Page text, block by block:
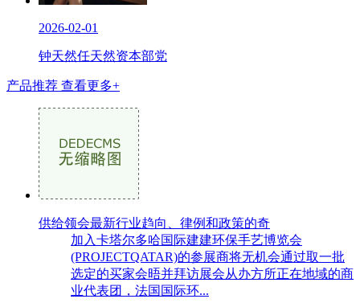
2026-02-01
钟天然任天然资本部党
产品推荐 查看更多+
供给领会最新行业趋向、律例和政策的奇
加入卡塔尔多哈国际建建环保手艺博览会
(PROJECTQATAR)的参展商将无机会通过取一批
选定的买家会晤并拜访展会从办方所正在地域的商
业代表团，法国国际环...